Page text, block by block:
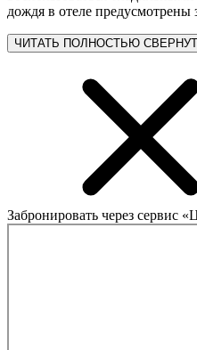
дождя в отеле предусмотрены
ЧИТАТЬ ПОЛНОСТЬЮ
Забронировать через сервис